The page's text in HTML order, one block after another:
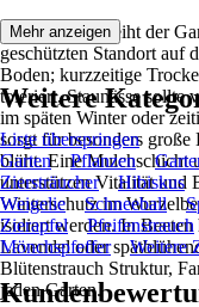
Am besten gedeiht der
geschützten Standort auf
Boden; kurzzeitige
toleriert, Staunässe sollte
im späten Winter oder
sorgt für besonders
blüht. Eine Mulchschicht
unterstützen Vitalität und
Winterschutz im
isoliert werden. In Beeten
Lavendel oder
Blütenstrauch Struktur,
jeden Garten.
Mehr anzeigen
Weitere
Liste überspringen
Garten
Pflanzen
Ziersträucher
Hibiskus
Weigelie
Schneeball
Zierapfel
Pfeifenstrauch
Mönchspfeffer
Weitere